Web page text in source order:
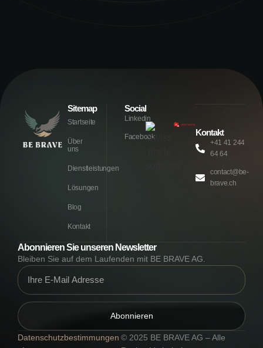
Sitemap
Startseite
Über
uns
Dienstleistungen
Lösungen
Blog
Kontakt
Social
Linkedin
Facebook Kontakt
+41 41 244
64 64
contact@be-
brave.ch
Abonnieren Sie unseren Newsletter
Bleiben Sie auf dem Laufenden mit BE BRAVE AG.
Abonnieren
Datenschutzbestimmungen © 2025 BE BRAVE AG – Alle